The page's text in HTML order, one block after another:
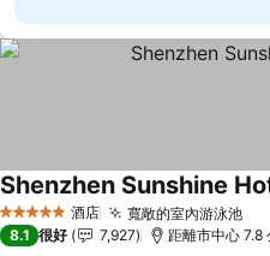
5 星級 酒店 寬敞的室內游泳池
Shenzhen Sunshine
8.1 很好 7,927 距離市中心 7.8